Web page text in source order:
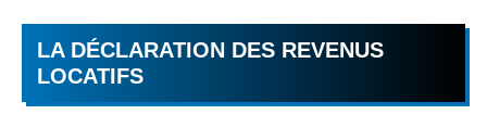
LA DÉCLARATION DES REVENUS
LOCATIFS